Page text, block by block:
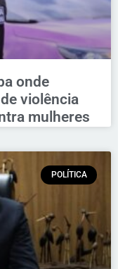
onde
violência
mulheres
POLÍTICA